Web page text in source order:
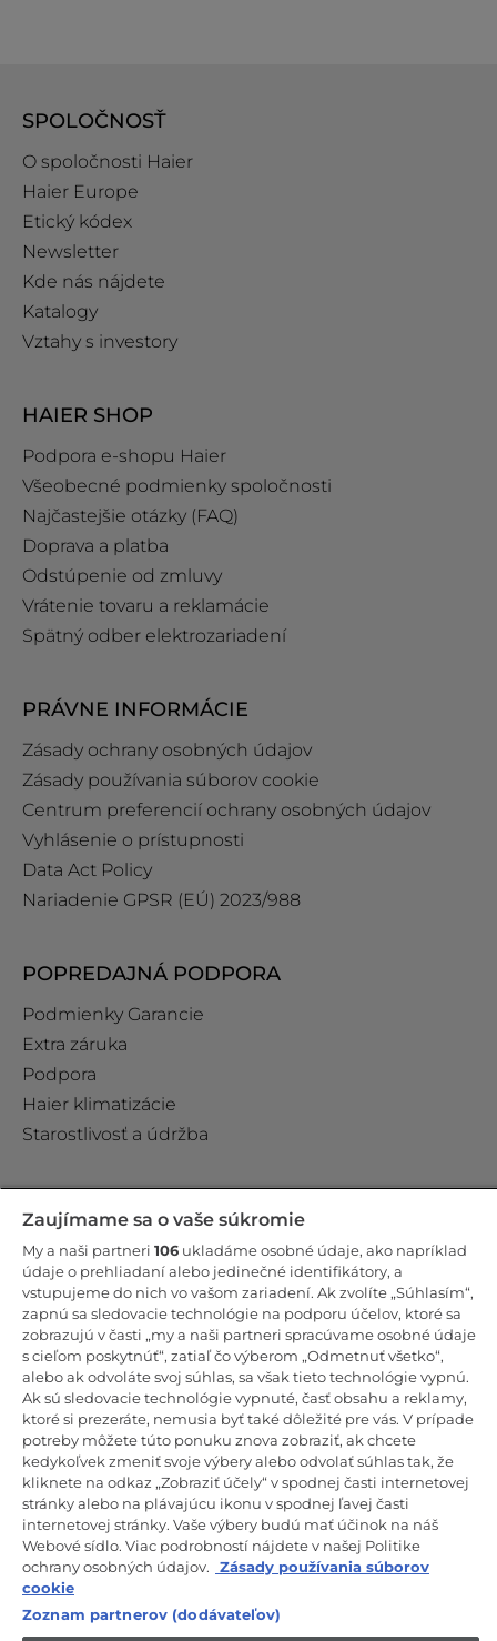
SPOLOČNOSŤ
O spoločnosti Haier
Haier Europe
Etický kódex
Newsletter
Kde nás nájdete
Katalogy
Vztahy s investory
HAIER SHOP
Podpora e‑shopu Haier
Všeobecné podmienky spoločnosti
Najčastejšie otázky (FAQ)
Doprava a platba
Odstúpenie od zmluvy
Vrátenie tovaru a reklamácie
Spätný odber elektrozariadení
PRÁVNE INFORMÁCIE
Zásady ochrany osobných údajov
Zásady používania súborov cookie
Centrum preferencií ochrany osobných údajov
Vyhlásenie o prístupnosti
Data Act Policy
Nariadenie GPSR (EÚ) 2023/988
POPREDAJNÁ PODPORA
Podmienky Garancie
Extra záruka
Podpora
Haier klimatizácie
Starostlivosť a údržba
Zostaňte v kontakte!
Odoberajte náš newsletter
CANDY HOOVER GROUP S.r.I. – Jednoosobová spol. s r.o. –
PRÁVNE SÍDLO SPOLOČNOSTI: Via Comolli, 57 – 20861 Brugherio
(MB) – Taliansko – ADMINISTRATÍVNE SÍDLA: Via Privata Eden
Fumagalli snc – 20861 Brugherio (MB) a Via Trento č. 20/A-22 –
20871 Vimercate (MB) – Taliansko – Tel.: +39.039.2086.1 – Fax:
+39.039.2086.237 – Základné imanie 35 000 000,00 € plne splatené
– Daňové identifikačné číslo a číslo zápisu v obchodnom registri
Miláno-Monza-Brianza-Lodi 04666310158 – DIČ 00786860965 –
Identifikačné číslo obchodnej jednotky: MB-1033934 – Oprávnenie IT
AEOF 211870 – Činnosť spoločnosti riadi a koordinuje spoločnosť
Candy S.p.A.
SK / Slovensko
Zaujímame sa o vaše súkromie
My a naši partneri 106 ukladáme osobné údaje, ako napríklad
údaje o prehliadaní alebo jedinečné identifikátory, a
vstupujeme do nich vo vašom zariadení. Ak zvolíte „Súhlasím“,
zapnú sa sledovacie technológie na podporu účelov, ktoré sa
zobrazujú v časti „my a naši partneri spracúvame osobné údaje
s cieľom poskytnúť“, zatiaľ čo výberom „Odmetnuť všetko“,
alebo ak odvoláte svoj súhlas, sa však tieto technológie vypnú.
Ak sú sledovacie technológie vypnuté, časť obsahu a reklamy,
ktoré si prezeráte, nemusia byť také dôležité pre vás. V prípade
potreby môžete túto ponuku znova zobraziť, ak chcete
kedykoľvek zmeniť svoje výbery alebo odvolať súhlas tak, že
kliknete na odkaz „Zobraziť účely“ v spodnej časti internetovej
stránky alebo na plávajúcu ikonu v spodnej ľavej časti
internetovej stránky. Vaše výbery budú mať účinok na náš
Webové sídlo. Viac podrobností nájdete v našej Politike
ochrany osobných údajov.
Zásady používania súborov
cookie
Zoznam partnerov (dodávateľov)